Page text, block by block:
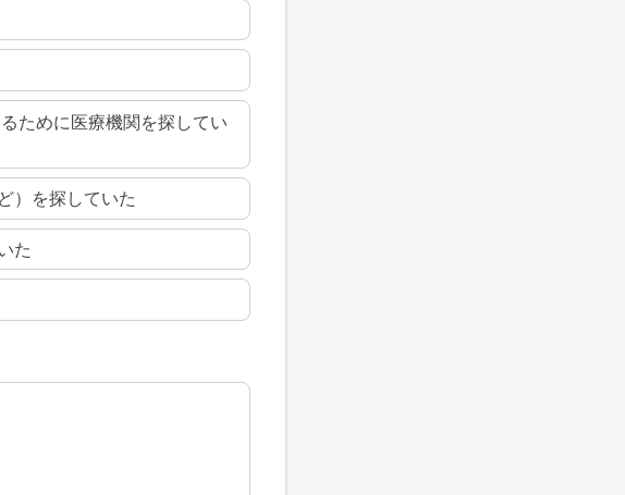
ために医療機関を探してい
）を探していた
た